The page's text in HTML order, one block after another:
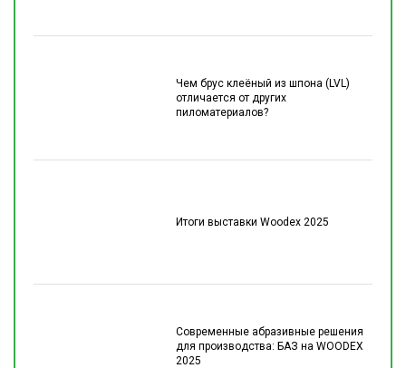
Чем брус клеёный из шпона (LVL)
отличается от других
пиломатериалов?
Итоги выставки Woodex 2025
Современные абразивные решения
для производства: БАЗ на WOODEX
2025